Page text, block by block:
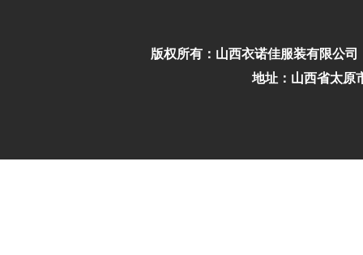
版权所有： 山西衣诺佳服装有限公司
地址：山西省太原